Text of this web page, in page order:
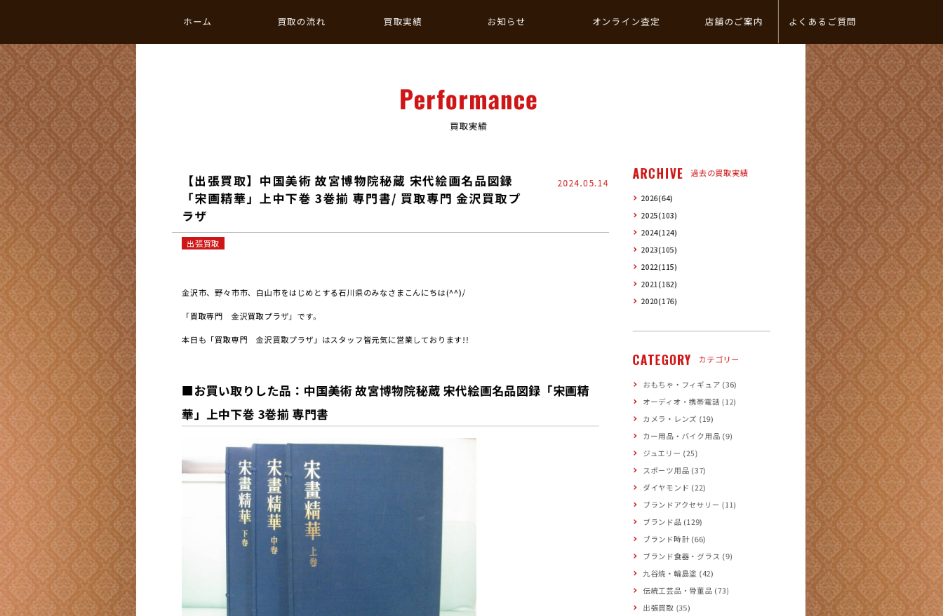
ホーム 買取の流れ 買取実績 お知らせ オンライン査定 店舗のご案内 よくあるご質問
Performance
買取実績
【出張買取】中国美術 故宮博物院秘蔵 宋代絵画名品図録
「宋画精華」上中下巻 3巻揃 専門書/ 買取専門 金沢買取プ
ラザ
2024.05.14
出張買取
金沢市、野々市市、白山市をはじめとする石川県のみなさまこんにちは(^^)/
「買取専門 金沢買取プラザ」です。
本日も「買取専門 金沢買取プラザ」はスタッフ皆元気に営業しております!!
■お買い取りした品：中国美術 故宮博物院秘蔵 宋代絵画名品図録「宋画精
華」上中下巻 3巻揃 専門書
ARCHIVE 過去の買取実績
2026(64)
2025(103)
2024(124)
2023(105)
2022(115)
2021(182)
2020(176)
CATEGORY カテゴリー
おもちゃ・フィギュア (36)
オーディオ・携帯電話 (12)
カメラ・レンズ (19)
カー用品・バイク用品 (9)
ジュエリー (25)
スポーツ用品 (37)
ダイヤモンド (22)
ブランドアクセサリー (11)
ブランド品 (129)
ブランド時計 (66)
ブランド食器・グラス (9)
九谷焼・輪島塗 (42)
伝統工芸品・骨董品 (73)
出張買取 (35)